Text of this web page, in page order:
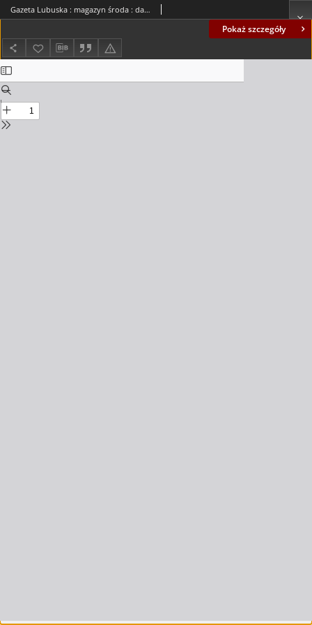
Pokaż szczegóły
Gazeta Lubuska : magazyn środa : dawniej Zielonogórska-Gorzowska R. XLII [właśc. XLIII], nr 21 (26 stycznia 1994). - Wyd. 1